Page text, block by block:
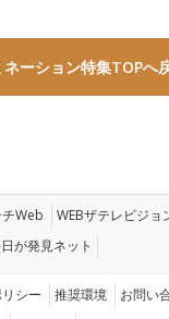
ネーション特集TOPへ
Web
WEBザテレビジョ
が発見ネット
シー 推奨環境
お問い